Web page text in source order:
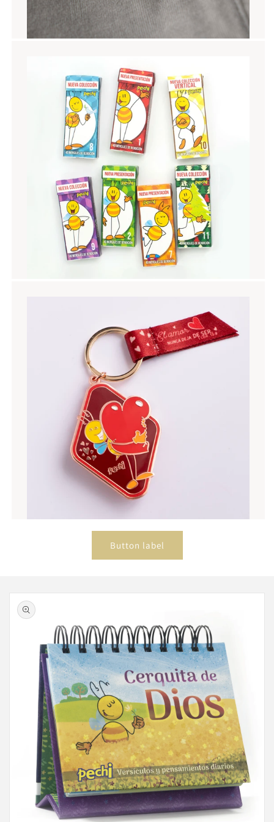
Button label